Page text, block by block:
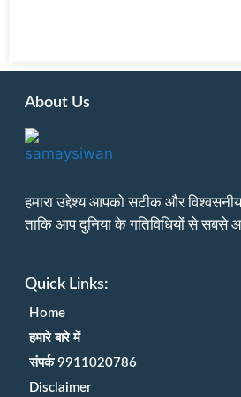
About Us
हमारा उद्देश्य आपको सटीक और
ताकि आप दुनिया के गतिविधियों से सबसे
Quick Links:
Home
हमारे बारे में
संपर्क 9911020786
Disclaimer